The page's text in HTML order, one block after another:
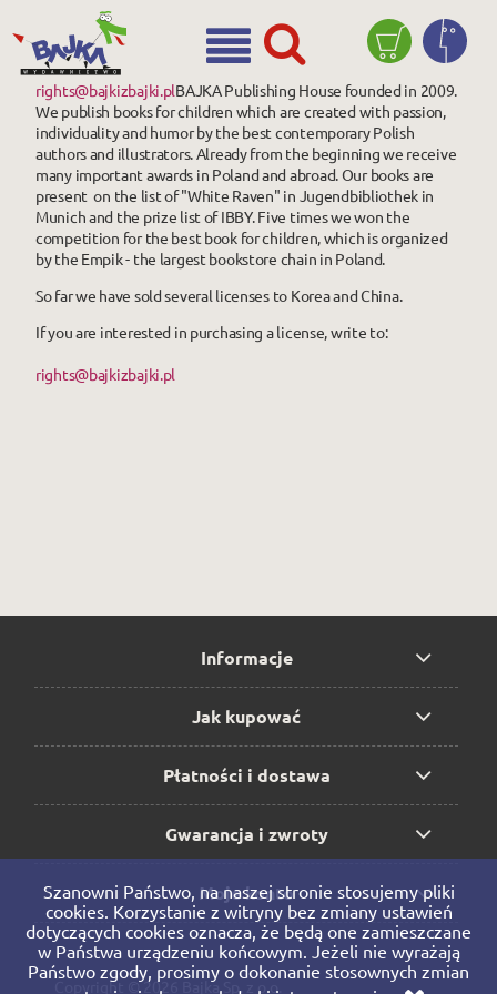
Szanowni Państwo, na naszej stronie stosujemy pliki
cookies. Korzystanie z witryny bez zmiany ustawień
dotyczących cookies oznacza, że będą one zamieszczane
w Państwa urządzeniu końcowym. Jeżeli nie wyrażają
Państwo zgody, prosimy o dokonanie stosownych zmian
rights@bajkizbajki.plBAJKA Publishing House founded in 2009.
We publish books for children which are created with passion,
individuality and humor by the best contemporary Polish
authors and illustrators. Already from the beginning we receive
many important awards in Poland and abroad. Our books are
present on the list of "White Raven" in Jugendbibliothek in
Munich and the prize list of IBBY. Five times we won the
competition for the best book for children, which is organized
by the Empik - the largest bookstore chain in Poland.
So far we have sold several licenses to Korea and China.
If you are interested in purchasing a license, write to:
rights@bajkizbajki.pl
Informacje
Jak kupować
Płatności i dostawa
Gwarancja i zwroty
Moje konto
Copyright © 2026 Bajka Sp. z o.o.